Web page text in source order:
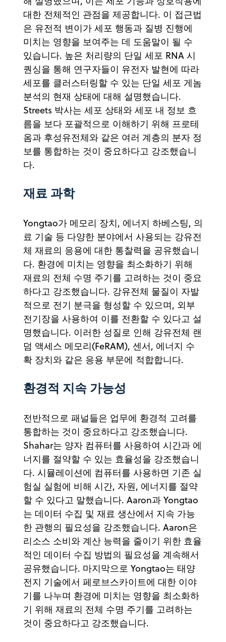
대한 전체적인 관점을 제공합니다. 이 접근법
은 유전적 변이가 세포 행동과 질병 진행에
미치는 영향을 보여주는 데 도움말이 될 수
있습니다. 높은 처리량의 단일 세포 RNA 시
퀀싱을 통해 연구자들이 유전자 발현에 따라
세포를 클러스터링할 수 있는 단일 세포 게놈
분석의 현재 상태에 대해 설명했습니다.
Streets 박사는 세포 상태와 세포 내 정보 흐
름을 보다 포괄적으로 이해하기 위해 프로테
옴과 후성유전체와 같은 여러 계층의 분자 정
보를 통합하는 것이 중요하다고 강조했습니
다.
재료 과학
Yongtao가 메모리 장치, 에너지 하베스팅, 의
료 기술 등 다양한 분야에서 사용되는 강유전
체 재료의 응용에 대한 통찰력을 공유했습니
다. 환경에 미치는 영향을 최소화하기 위해
재료의 전체 수명 주기를 고려하는 것이 중요
하다고 강조했습니다. 강유전체 물질이 자발
적으로 전기 분극을 형성할 수 있으며, 외부
전기장을 사용하여 이를 전환할 수 있다고 설
명했습니다. 이러한 성질로 인해 강유전체 랜
덤 액세스 메모리(FeRAM), 센서, 에너지 수
확 장치와 같은 응용 부문에 적합합니다.
환경적 지속 가능성
전반적으로 패널들은 업무에 환경적 고려를
통합하는 것이 중요하다고 강조했습니다.
Shahar는 양자 컴퓨터를 사용하여 시간과 에
너지를 절약할 수 있는 효율성을 강조했습니
다. 시뮬레이션에 컴퓨터를 사용하면 기존 실
험실 실험에 비해 시간, 자원, 에너지를 절약
할 수 있다고 말했습니다. Aaron과 Yongtao
는 데이터 수집 및 재료 생산에서 지속 가능
한 관행의 필요성을 강조했습니다. Aaron은
리소스 소비와 계산 능력을 줄이기 위한 효율
적인 데이터 수집 방법의 필요성을 계속해서
공유했습니다. 마지막으로 Yongtao는 태양
전지 기술에서 페로브스카이트에 대한 이야
기를 나누며 환경에 미치는 영향을 최소화하
기 위해 재료의 전체 수명 주기를 고려하는
것이 중요하다고 강조했습니다.